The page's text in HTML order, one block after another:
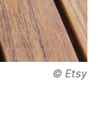
© Etsy